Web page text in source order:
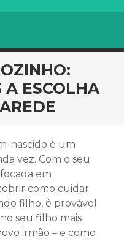
A ESCOLHA
nascido é um
vez. Com o seu
em
como cuidar
filho, é provável
seu filho mais
irmão – e como